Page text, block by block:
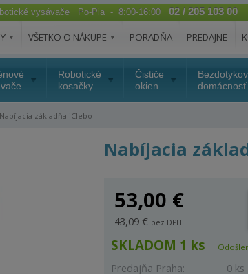
vysávače Po-Pia - 8:00-16:00 02 / 205 103 00
VŠETKO O NÁKUPE PORADŇA PREDAJNE
Robotické
kosačky
Čističe
okien
domácnosť
Nabíjacia základňa iClebo
Nabíjacia
53,00 €
43,09 € bez DPH
SKLADOM 1 ks
Predajňa Praha:
0 ks